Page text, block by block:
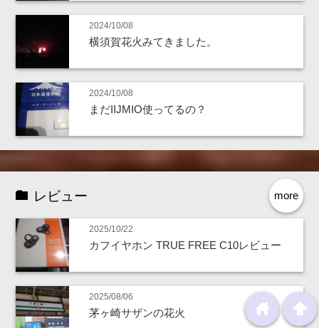
2024/10/08
横須賀花火みてきました。
2024/10/08
まだIIJMIO使ってるの？
more
レビュー
2025/10/22
カフイヤホン TRUE FREE C10レビュー
2025/08/06
茅ヶ崎サザンの花火 arrowup
home